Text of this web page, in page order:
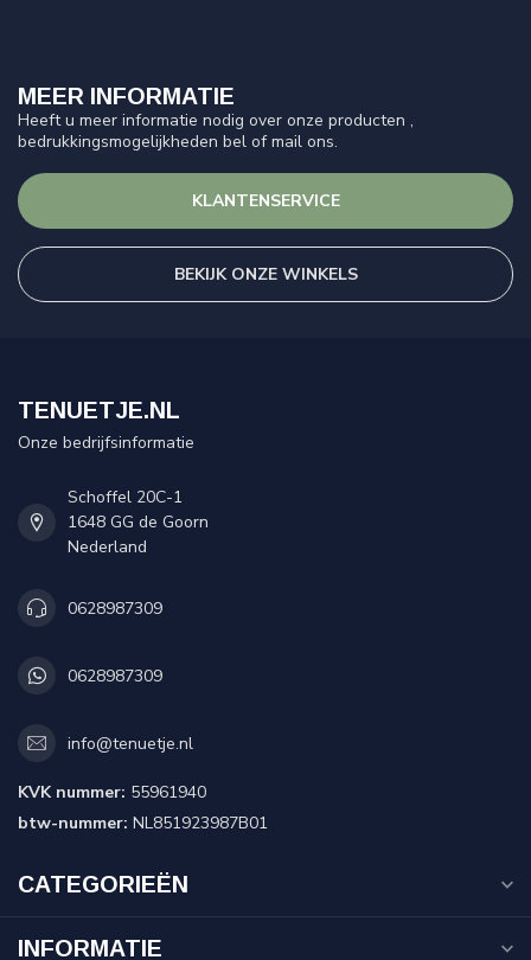
MEER INFORMATIE
Heeft u meer informatie nodig over onze producten ,
bedrukkingsmogelijkheden bel of mail ons.
KLANTENSERVICE
BEKIJK ONZE WINKELS
TENUETJE.NL
Onze bedrijfsinformatie
Schoffel 20C-1
1648 GG de Goorn
Nederland
0628987309
0628987309
info@tenuetje.nl
KVK nummer: 55961940
btw-nummer: NL851923987B01
CATEGORIEËN
INFORMATIE